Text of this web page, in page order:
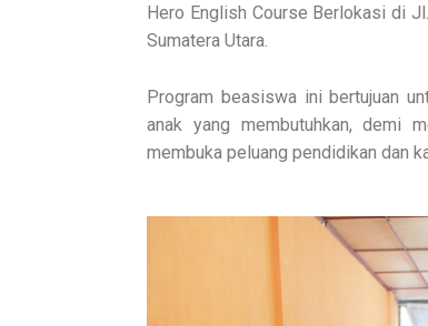
Hero English Course Berlokasi di
Sumatera Utara.
Program beasiswa ini bertujuan
anak yang membutuhkan, demi
membuka peluang pendidikan dan